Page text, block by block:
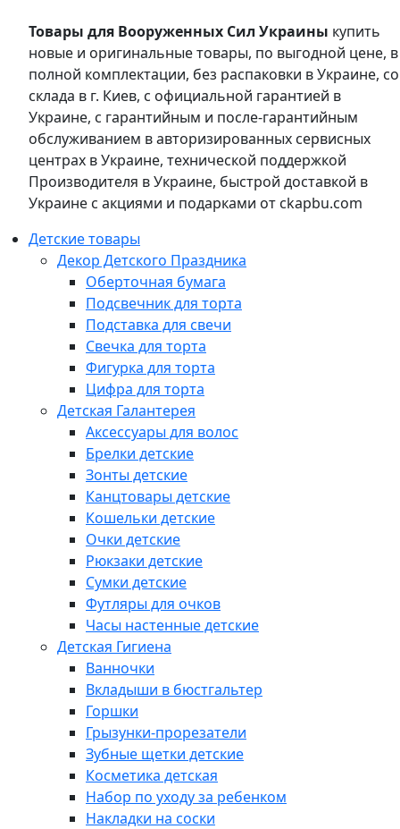
Товары для Вооруженных Сил Украины купить
новые и оригинальные товары, по выгодной цене, в
полной комплектации, без распаковки в Украине, со
склада в г. Киев, с официальной гарантией в
Украине, с гарантийным и после-гарантийным
обслуживанием в авторизированных сервисных
центрах в Украине, технической поддержкой
Производителя в Украине, быстрой доставкой в
Украине с акциями и подарками от ckapbu.com
Детские товары
Декор Детского Праздника
Оберточная бумага
Подсвечник для торта
Подставка для свечи
Свечка для торта
Фигурка для торта
Цифра для торта
Детская Галантерея
Аксессуары для волос
Брелки детские
Зонты детские
Канцтовары детские
Кошельки детские
Очки детские
Рюкзаки детские
Сумки детские
Футляры для очков
Часы настенные детские
Детская Гигиена
Ванночки
Вкладыши в бюстгальтер
Горшки
Грызунки-прорезатели
Зубные щетки детские
Косметика детская
Набор по уходу за ребенком
Накладки на соски